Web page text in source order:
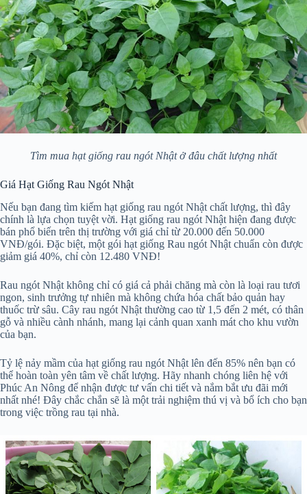
Tìm mua hạt giống rau ngót Nhật ở đâu chất lượng nhất
Giá Hạt Giống Rau Ngót Nhật
Nếu bạn đang tìm kiếm hạt giống rau ngót Nhật chất lượng, thì đây
chính là lựa chọn tuyệt vời. Hạt giống rau ngót Nhật hiện đang được
bán phổ biến trên thị trường với giá chỉ từ 20.000 đến 50.000
VNĐ/gói. Đặc biệt, một gói hạt giống Rau ngót Nhật chuẩn còn được
giảm giá 40%, chỉ còn 12.480 VNĐ!
Rau ngót Nhật không chỉ có giá cả phải chăng mà còn là loại rau tươi
ngon, sinh trưởng tự nhiên mà không chứa hóa chất bảo quản hay
thuốc trừ sâu. Cây rau ngót Nhật thường cao từ 1,5 đến 2 mét, có thân
gỗ và nhiều cành nhánh, mang lại cảnh quan xanh mát cho khu vườn
của bạn.
Tỷ lệ nảy mầm của hạt giống rau ngót Nhật lên đến 85% nên bạn có
thể hoàn toàn yên tâm về chất lượng. Hãy nhanh chóng liên hệ với
Phúc An Nông để nhận được tư vấn chi tiết và nắm bắt ưu đãi mới
nhất nhé! Đây chắc chắn sẽ là một trải nghiệm thú vị và bổ ích cho bạn
trong việc trồng rau tại nhà.